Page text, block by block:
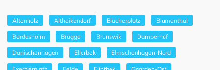
Altenholz Altheikendorf Blücherplatz Blumenthal
Bordesholm Brügge Brunswik Damperhof
Dänischenhagen Ellerbek Elmschenhagen-Nord